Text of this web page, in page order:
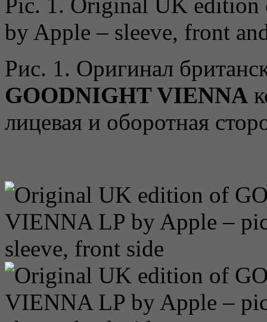
by Apple – sleeve, front
Рис. 1. Оригинал
GOODNIGHT VIENNA
лицевая и оборотная